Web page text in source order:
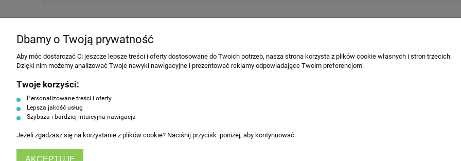
O NAS NOWOŚCI PROMOCJE PRODUCENCI OUTLET BLOG
INFORMACJE
Producenci
Polityka prywatności
Koszty dostawy
Tabela rozmiarów ubrań
HorecaEurope
OBSŁUGA KLIENTA
Dbamy o Twoją prywatność
Aby móc dostarczać Ci jeszcze lepsze treści i oferty dostosowane do Twoich potrzeb, nasza strona korzysta z plików cookie własnych i stron trzecich.
Dzięki nim możemy analizować Twoje nawyki nawigacyjne i prezentować reklamy odpowiadające Twoim preferencjom.
Twoje korzyści:
Personalizowane treści i oferty
Lepsza jakość usług
Szybsza i bardziej intuicyjna nawigacja
Jeżeli zgadzasz się na korzystanie z plików cookie? Naciśnij przycisk poniżej, aby kontynuować.
AKCEPTUJĘ